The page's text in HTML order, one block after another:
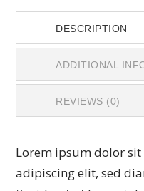
DESCRIPTION
ADDITIONAL
REVIEWS (0)
Lorem ipsum dolor sit
adipiscing elit, sed